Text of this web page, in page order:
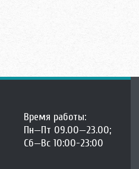
Время работы:
Пн—Пт 09.00—23.00;
Сб—Вс 10:00-23:00